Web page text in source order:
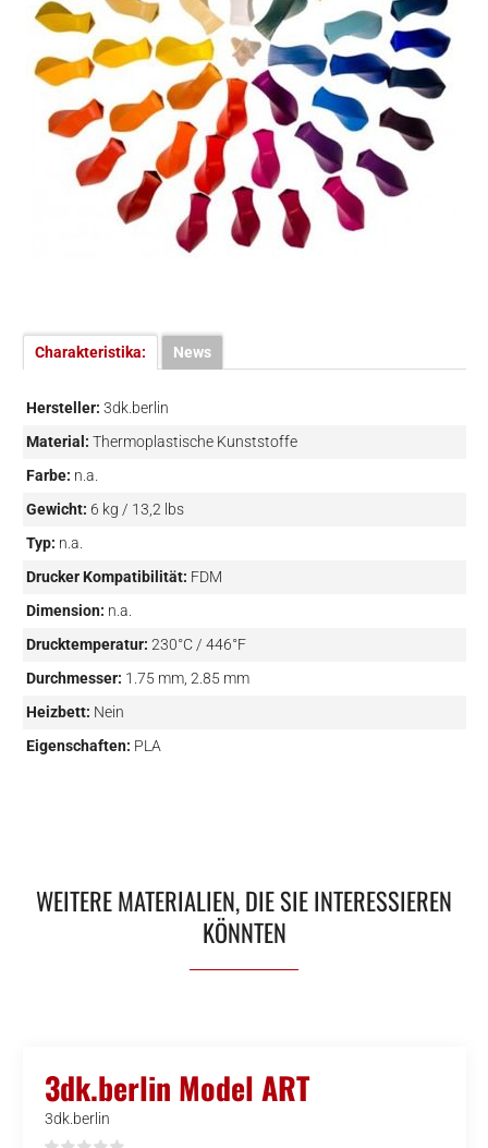
Charakteristika: News
Hersteller: 3dk.berlin
Material: Thermoplastische Kunststoffe
Farbe: n.a.
Gewicht: 6 kg / 13,2 lbs
Typ: n.a.
Drucker Kompatibilität: FDM
Dimension: n.a.
Drucktemperatur: 230°C / 446°F
Durchmesser: 1.75 mm, 2.85 mm
Heizbett: Nein
Eigenschaften: PLA
WEITERE MATERIALIEN, DIE SIE INTERESSIEREN
KÖNNTEN
3dk.berlin Model ART
3dk.berlin